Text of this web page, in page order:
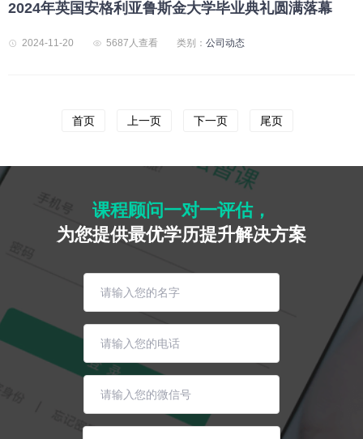
2024年英国安格利亚鲁斯金大学毕业典礼圆满落幕
2024-11-20 5687人查看 类别： 公司动态
首页 上一页 下一页 尾页
课程顾问一对一评估，
为您提供最优学历提升解决方案